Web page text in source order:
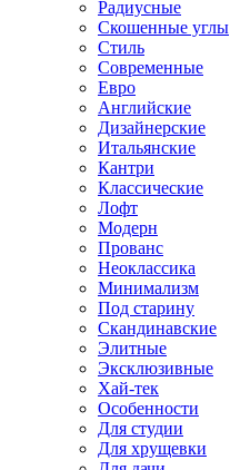
Радиусные
Скошенные углы
Стиль
Современные
Евро
Английские
Дизайнерские
Итальянские
Кантри
Классические
Лофт
Модерн
Прованс
Неоклассика
Минимализм
Под старину
Скандинавские
Элитные
Эксклюзивные
Хай-тек
Особенности
Для студии
Для хрущевки